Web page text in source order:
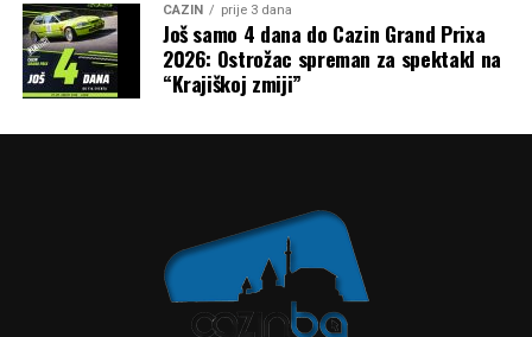
CAZIN prije 3 dana
Još samo 4 dana do Cazin Grand Prixa
2026: Ostrožac spreman za spektakl na
“Krajiškoj zmiji”